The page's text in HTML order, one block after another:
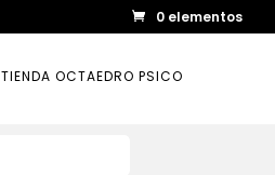
0 elementos
TIENDA OCTAEDRO PSICO